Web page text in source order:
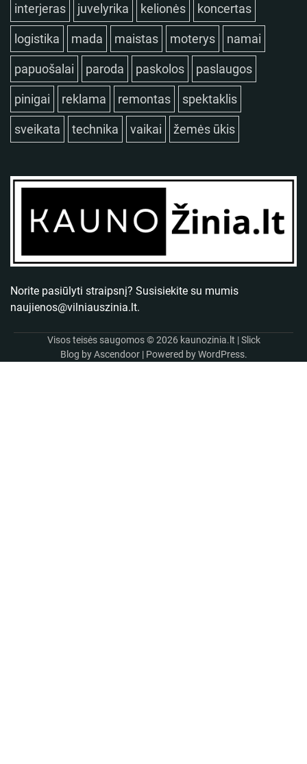
interjeras juvelyrika kelionės koncertas
logistika mada maistas moterys namai
papuošalai paroda paskolos paslaugos
pinigai reklama remontas spektaklis
sveikata technika vaikai žemės ūkis
Norite pasiūlyti straipsnį? Susisiekite su mumis
naujienos@vilniauszinia.lt.
Visos teisės saugomos © 2026 kaunozinia.lt | Slick
Blog byAscendoor| Powered byWordPress.